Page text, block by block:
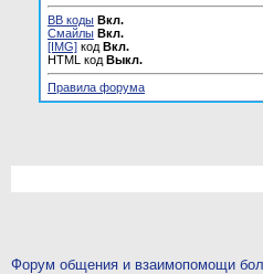
BB коды Вкл.
Смайлы Вкл.
[IMG] код Вкл.
HTML код Выкл.
Правила форума
Форум общения и взаимопомощи